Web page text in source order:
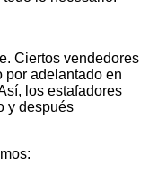
Ciertos vendedores
por adelantado en
los estafadores
y después